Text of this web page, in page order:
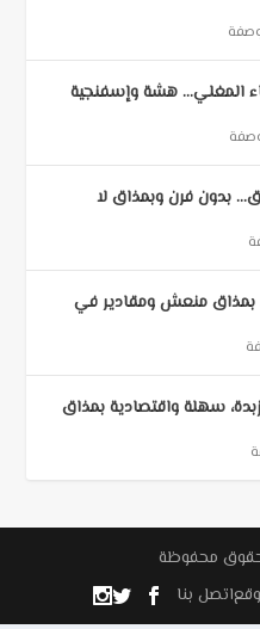
المغلي… هشة وإسفنجية
في 5 دقائق… بدون فرن وبمذاق لا
بمذاق منعش ومقادير في
سهلة واقتصادية بمذاق
اتصل بنا